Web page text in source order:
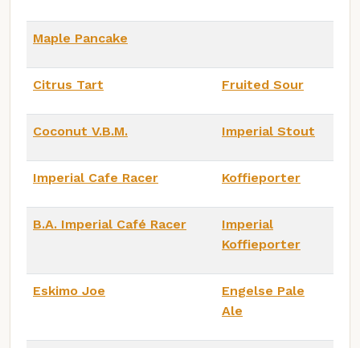
Maple Pancake
Citrus Tart Fruited Sour
Coconut V.B.M. Imperial Stout
Imperial Cafe Racer Koffieporter
B.A. Imperial Café Racer
Imperial
Koffieporter
Eskimo Joe
Engelse Pale
Ale